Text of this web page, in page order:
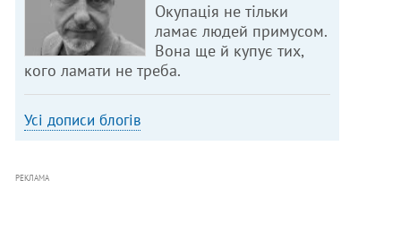
Окупація не тільки
ламає людей примусом.
Вона ще й купує тих,
кого ламати не треба.
Усі дописи блогів
РЕКЛАМА